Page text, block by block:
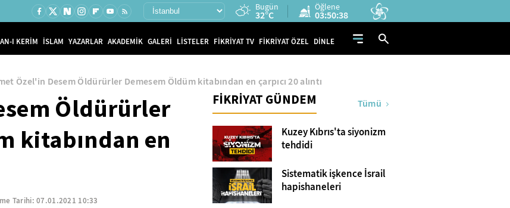
Bugün
32°C
Öğlene
03:50:37
I KERİM İSLAM YAZARLAR AKADEMİK GALERİ LİSTELER FİKRİYAT TV FİKRİYAT ÖZEL DİNLE
Özel'in Desem Öldürürler Demesem Öldüm kitabından en çarpıcı 20 alıntı
Öldürürler
kitabından en
Tarihi:07.01.2021 10:33
FİKRİYAT GÜNDEM Tümü
Kuzey Kıbrıs'ta siyonizm
tehdidi
Sistematik işkence İsrail
hapishaneleri